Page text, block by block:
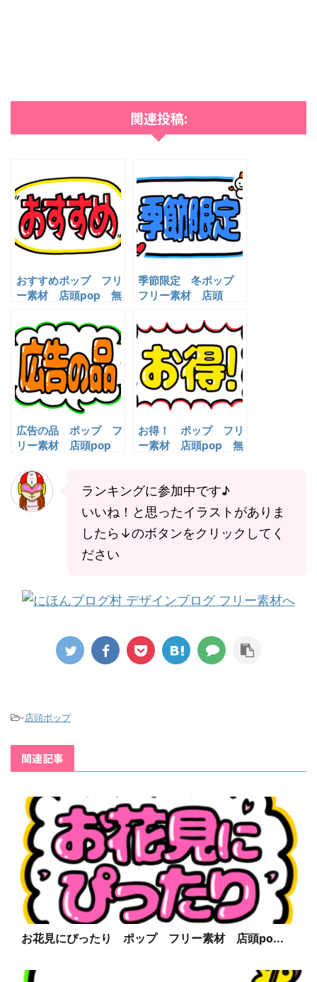
関連投稿:
おすすめポップ フリ
ー素材 店頭pop 無
季節限定 冬ポップ
フリー素材 店頭
広告の品 ポップ フ
リー素材 店頭pop
お得！ ポップ フリ
ー素材 店頭pop 無
ランキングに参加中です♪
いいね！と思ったイラストがありま
したら↓のボタンをクリックしてく
ださい
-店頭ポップ
関連記事
お花見にぴったり ポップ フリー素材 店頭po...